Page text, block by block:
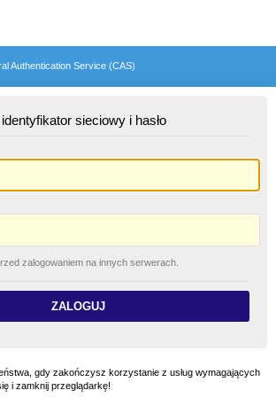
Authentication Service (CAS)
sieciowy i hasło
zalogowaniem na innych serwerach.
gdy zakończysz korzystanie z usług wymagających
i zamknij przeglądarkę!